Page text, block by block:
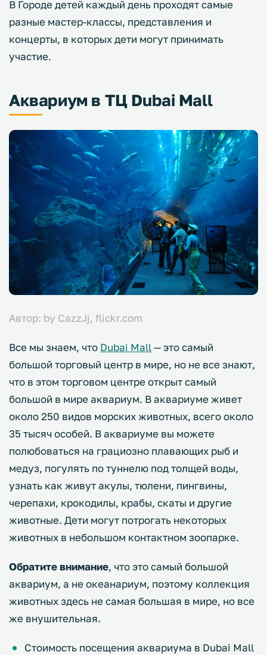
В Городе детей каждый день проходят самые
разные мастер-классы, представления и
концерты, в которых дети могут принимать
участие.
Аквариум в ТЦ Dubai Mall
Автор: by CazzJj, flickr.com
Все мы знаем, что Dubai Mall— это самый
большой торговый центр в мире, но не все знают,
что в этом торговом центре открыт самый
большой в мире аквариум. В аквариуме живет
около 250 видов морских животных, всего около
35 тысяч особей. В аквариуме вы можете
полюбоваться на грациозно плавающих рыб и
медуз, погулять по туннелю под толщей воды,
узнать как живут акулы, тюлени, пингвины,
черепахи, крокодилы, крабы, скаты и другие
животные. Дети могут потрогать некоторых
животных в небольшом контактном зоопарке.
Обратите внимание, что это самый большой
аквариум, а не океанариум, поэтому коллекция
животных здесь не самая большая в мире, но все
же внушительная.
Стоимость посещения аквариума в Dubai Mall